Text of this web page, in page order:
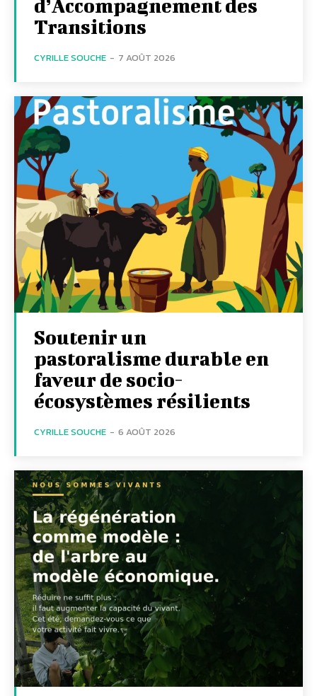
d’Accompagnement des
Transitions
CYRILLE SOUCHE - 7 AOÛT 2026
Soutenir un
pastoralisme durable en
faveur de socio-
écosystèmes résilients
CYRILLE SOUCHE - 6 AOÛT 2026